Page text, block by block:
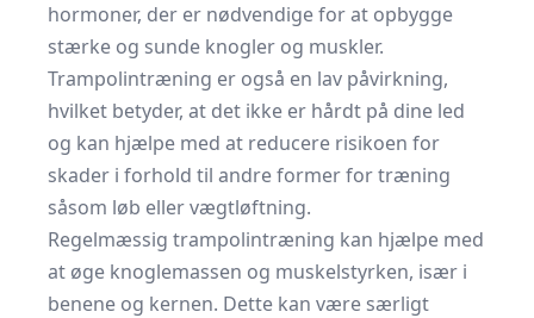
hormoner, der er nødvendige for at opbygge
stærke og sunde knogler og muskler.
Trampolintræning er også en lav påvirkning,
hvilket betyder, at det ikke er hårdt på dine led
og kan hjælpe med at reducere risikoen for
skader i forhold til andre former for træning
såsom løb eller vægtløftning.
Regelmæssig trampolintræning kan hjælpe med
at øge knoglemassen og muskelstyrken, især i
benene og kernen. Dette kan være særligt